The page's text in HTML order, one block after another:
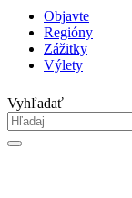
Objavte
Regióny
Zážitky
Výlety
Vyhľadať